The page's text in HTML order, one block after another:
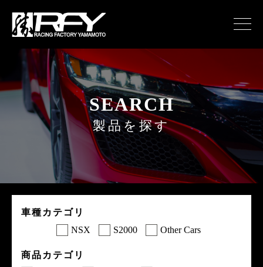
SEARCH
製品を探す
車種カテゴリ
NSX S2000 Other Cars
商品カテゴリ